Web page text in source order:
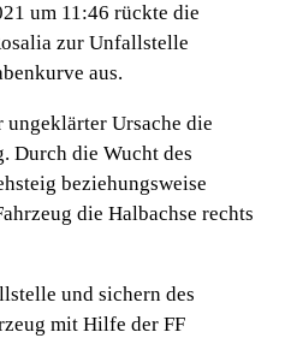
um 11:46 rückte die
zur Unfallstelle
aus.
Ursache die
Durch die Wucht des
beziehungsweise
die Halbachse rechts
und sichern des
mit Hilfe der FF